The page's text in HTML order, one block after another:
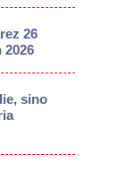
26
sino